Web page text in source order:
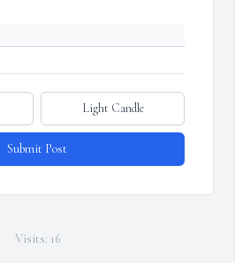
Light Candle
Submit Post
Visits: 16